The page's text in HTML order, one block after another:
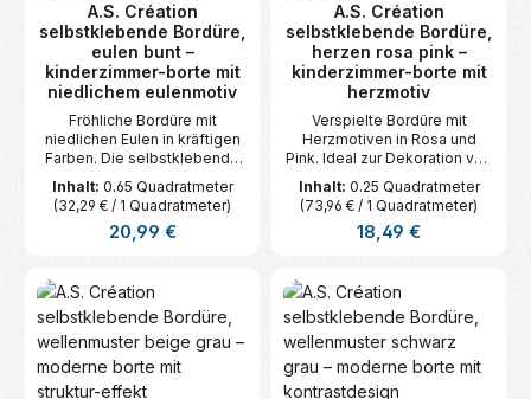
A.S. Création
selbstklebende Bordüre,
eulen bunt –
kinderzimmer-borte mit
niedlichem eulenmotiv
Fröhliche Bordüre mit
niedlichen Eulen in kräftigen
Farben. Die selbstklebende
Borte ist ideal zur
Wandgestaltung im
Kinderzimmer. Maße: 5 m x
0,13 m.
Inhalt: 0.65 Quadratmeter
(32,29 € / 1 Quadratmeter)
Regulärer Preis:
20,99 €
A.S. Création
selbstklebende Bordüre,
herzen rosa pink –
kinderzimmer-borte mit
herzmotiv
Verspielte Bordüre mit
Herzmotiven in Rosa und
Pink. Ideal zur Dekoration von
Kinderzimmern. Einfach
anzubringen dank
Selbstklebefunktion. Maße: 5
m x 0,05 m.
Inhalt: 0.25 Quadratmeter
(73,96 € / 1 Quadratmeter)
Regulärer Preis:
18,49 €